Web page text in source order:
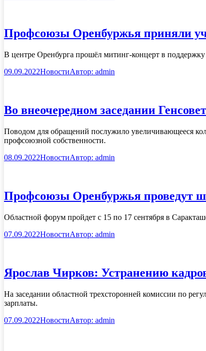
Профсоюзы Оренбуржья приняли
В центре Оренбурга прошёл митинг-концерт в
09.09.2022НовостиАвтор: admin
Во внеочередном заседании
Поводом для обращений послужило увеличивающееся
профсоюзной собственности.
08.09.2022НовостиАвтор: admin
Профсоюзы Оренбуржья
Областной форум пройдет с 15 по 17 сентября в
07.09.2022НовостиАвтор: admin
Ярослав Чирков: Устранению
На заседании областной трехсторонней комиссии по
зарплаты.
07.09.2022НовостиАвтор: admin